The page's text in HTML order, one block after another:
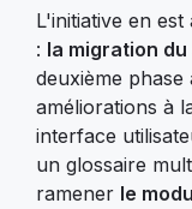
L'initiative en
: la migration
deuxième
améliorations à
interface
un glossaire
ramener le